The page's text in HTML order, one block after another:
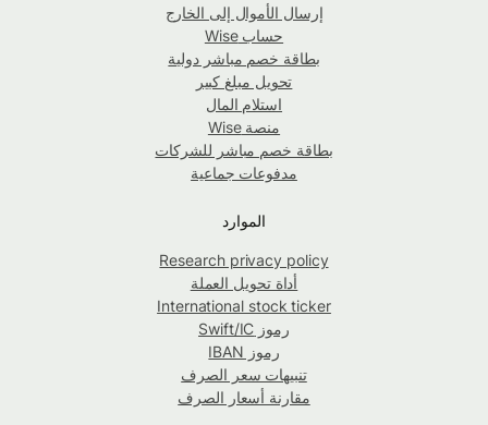
إرسال الأموال إلى الخارج
حساب Wise
بطاقة خصم مباشر دولية
تحويل مبلغ كبير
استلام المال
منصة Wise
بطاقة خصم مباشر للشركات
مدفوعات جماعية
الموارد
Research privacy policy
أداة تحويل العملة
International stock ticker
رموز Swift/IC
رموز IBAN
تنبيهات سعر الصرف
مقارنة أسعار الصرف